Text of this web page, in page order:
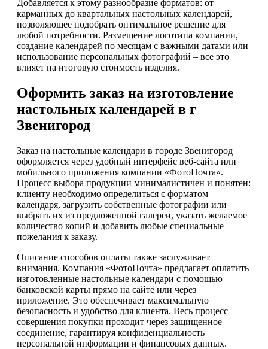
Добавляется к этому разнообразие форматов: от
карманных до квартальных настольных календарей,
позволяющее подобрать оптимальное решение для
любой потребности. Размещение логотипа компании,
создание календарей по месяцам с важными датами или
использование персональных фотографий – все это
влияет на итоговую стоимость изделия.
Оформить заказ на изготовление
настольных календарей в г
Звенигород
Заказ на настольные календари в городе Звенигород
оформляется через удобный интерфейс веб-сайта или
мобильного приложения компании «ФотоПочта».
Процесс выбора продукции минималистичен и понятен:
клиенту необходимо определиться с форматом
календаря, загрузить собственные фотографии или
выбрать их из предложенной галереи, указать желаемое
количество копий и добавить любые специальные
пожелания к заказу.
Описание способов оплаты также заслуживает
внимания. Компания «ФотоПочта» предлагает оплатить
изготовленные настольные календари с помощью
банковской карты прямо на сайте или через
приложение. Это обеспечивает максимальную
безопасность и удобство для клиента. Весь процесс
совершения покупки проходит через защищенное
соединение, гарантируя конфиденциальность
персональной информации и финансовых данных.